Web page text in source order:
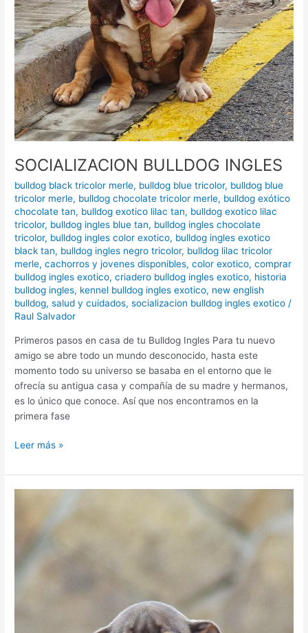
SOCIALIZACION BULLDOG INGLES
bulldog black tricolor merle, bulldog blue tricolor, bulldog blue
tricolor merle, bulldog chocolate tricolor merle, bulldog exótico
chocolate tan, bulldog exotico lilac tan, bulldog exotico lilac
tricolor, bulldog ingles blue tan, bulldog ingles chocolate
tricolor, bulldog ingles color exotico, bulldog ingles exotico
black tan, bulldog ingles negro tricolor, bulldog lilac tricolor
merle,cachorros y jovenes disponibles,color exotico,comprar
bulldog ingles exotico,criadero bulldog ingles exotico, historia
bulldog ingles, kennel bulldog ingles exotico, new english
bulldog,salud y cuidados,socializacion bulldog ingles exotico /
Raul Salvador
Primeros pasos en casa de tu Bulldog Ingles Para tu nuevo
amigo se abre todo un mundo desconocido, hasta este
momento todo su universo se basaba en el entorno que le
ofrecía su antigua casa y compañía de su madre y hermanos,
es lo único que conoce. Así que nos encontramos en la
primera fase
Leer más »
cuidados